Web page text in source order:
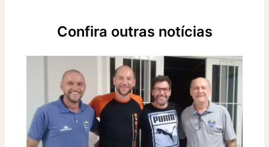
Confira outras notícias